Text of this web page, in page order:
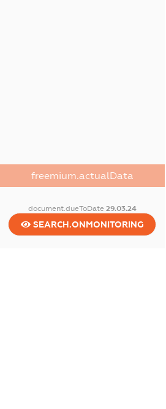
freemium.actualData
document.dueToDate 29.03.24
SEARCH.ONMONITORING